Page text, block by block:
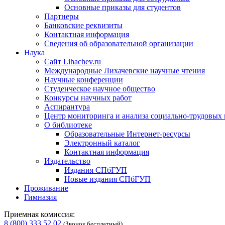
Основные приказы для студентов
Партнеры
Банковские реквизиты
Контактная информация
Сведения об образовательной организации
Наука
Сайт Lihachev.ru
Международные Лихачевские научные чтения
Научные конференции
Студенческое научное общество
Конкурсы научных работ
Аспирантура
Центр мониторинга и анализа социально-трудовых
О библиотеке
Образовательные Интернет-ресурсы
Электронный каталог
Контактная информация
Издательство
Издания СПбГУП
Новые издания СПбГУП
Проживание
Гимназия
Приемная комиссия:
8 (800) 333 52 02